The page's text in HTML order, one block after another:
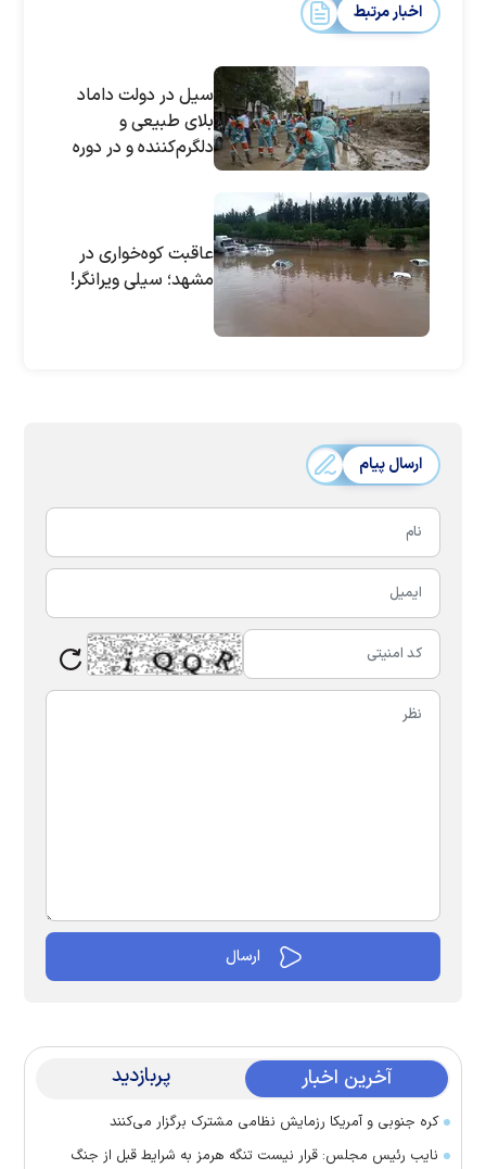
اخبار مرتبط
سیل در دولت داماد
بلای طبیعی و
دلگرم‌کننده و در دوره
عاقبت کوه‌خواری در
مشهد؛ سیلی ویرانگر!
ارسال پیام
آخرین اخبار پربازدید
کره جنوبی و آمریکا رزمایش نظامی مشترک برگزار می‌کنند
نایب رئیس مجلس: قرار نیست تنگه هرمز به شرایط قبل از جنگ